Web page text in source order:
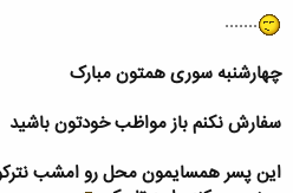
.......
چهارشنبه سوری همتون مبارک
سفارش نکنم باز مواظب خودتون باشید
این پسر همسایمون محل رو امشب